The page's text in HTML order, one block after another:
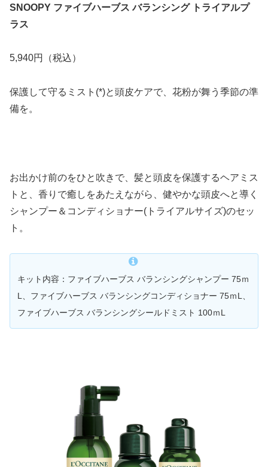
SNOOPY ファイブハーブス バランシング トライアルプ
ラス
5,940円（税込）
保護して守るミスト(*)と頭皮ケアで、花粉が舞う季節の準
備を。
お出かけ前のをひと吹きで、髪と頭皮を保護するヘアミス
トと、香りで癒しをあたえながら、健やかな頭皮へと導く
シャンプー＆コンディショナー(トライアルサイズ)のセッ
ト。
キット内容：ファイブハーブス バランシングシャンプー 75ｍ
L、ファイブハーブス バランシングコンディショナー 75ｍL、
ファイブハーブス バランシングシールドミスト 100ｍL